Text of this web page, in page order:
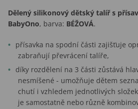
Dělený silikonový dětský talíř s
BabyOno, barva: BÉŽOVÁ.
přísavka na spodní části zajišťuje
zabraňují převrácení talíře,
díky rozdělení na 3 části zůstává
nesmíšené - umožňuje dětem
chutí i vzhledem jednotlivých
je samostatně nebo různě